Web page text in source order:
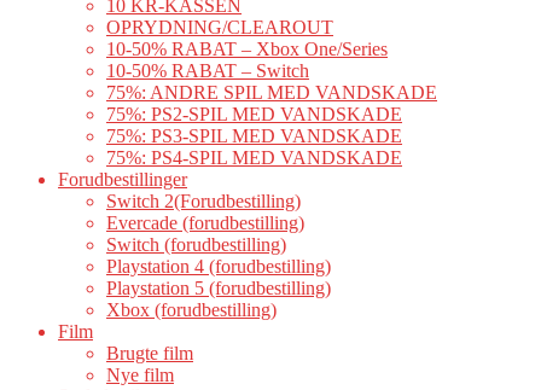
10 KR-KASSEN
OPRYDNING/CLEAROUT
10-50% RABAT – Xbox One/Series
10-50% RABAT – Switch
75%: ANDRE SPIL MED VANDSKADE
75%: PS2-SPIL MED VANDSKADE
75%: PS3-SPIL MED VANDSKADE
75%: PS4-SPIL MED VANDSKADE
Forudbestillinger
Switch 2(Forudbestilling)
Evercade (forudbestilling)
Switch (forudbestilling)
Playstation 4 (forudbestilling)
Playstation 5 (forudbestilling)
Xbox (forudbestilling)
Film
Brugte film
Nye film